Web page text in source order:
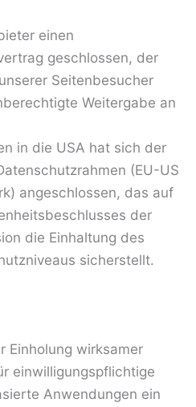
einen
geschlossen, der
Seitenbesucher
Weitergabe an
in die USA hat sich der
(EU-US
angeschlossen, das auf
der
die Einhaltung des
sicherstellt.
Einholung wirksamer
einwilligungspflichtige
Anwendungen ein